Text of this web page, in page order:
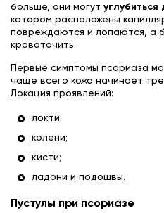
больше, они могут
котором расположены
повреждаются и лопаются, а
кровоточить.
Первые симптомы псориаза
чаще всего кожа начинает
Локация проявлений:
локти;
колени;
кисти;
ладони и подошвы.
Пустулы при псориазе